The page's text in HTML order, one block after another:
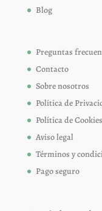
Blog
Preguntas
Contacto
Sobre nosotros
Política de
Política de Cookies
Aviso legal
Términos y
Pago seguro